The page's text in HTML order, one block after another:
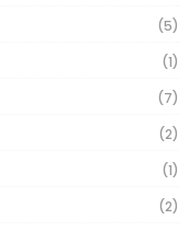
(5)
(1)
(7)
(2)
(1)
(2)